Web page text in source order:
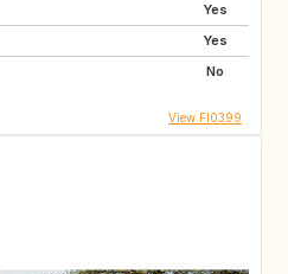
Yes
Yes
No
View FI0399